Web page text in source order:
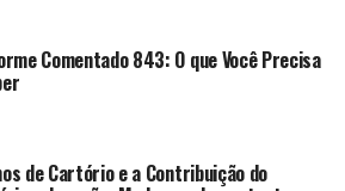
à justiça
do possível” é fundamental
especialmente quando se
normas constitucionais. Neste
Comentado 843: O que Você Precisa
de Cartório e a Contribuição do